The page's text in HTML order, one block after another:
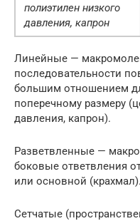
полиэтилен низкого
давления, капрон
Линейные —
последовательности
большим отношением
поперечному размеру
давления, капрон).
Разветвленные —
боковые ответвления
или основной (крахмал).
Сетчатые